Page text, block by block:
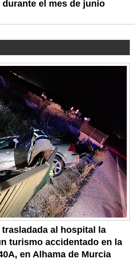
el mes de junio
trasladada al hospital la
turismo accidentado en la
en Alhama de Murcia